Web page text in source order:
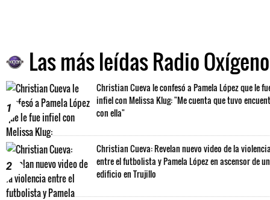
Las más leídas Radio Oxígeno
1
Christian Cueva le confesó a Pamela López que le
infiel con Melissa Klug: "Me cuenta que tuvo
con ella"
2
Christian Cueva: Revelan nuevo video de la
entre el futbolista y Pamela López en ascensor de un
edificio en Trujillo